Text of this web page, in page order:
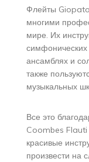
Флейты
многими
мире. Их
симфонических
ансамблях и
также
музыкальных
Все это
Coombes
красивые
произвести на